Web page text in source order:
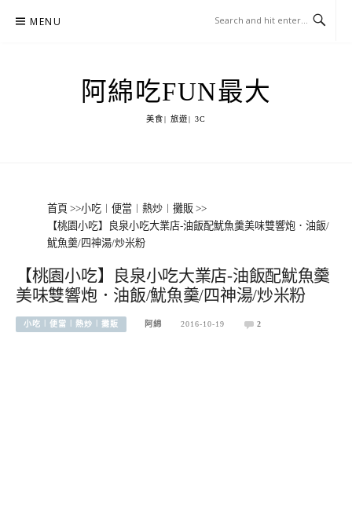
MENU
阿綿吃FUN最大
美食| 旅遊| 3C
首頁 >>小吃︱便當︱熱炒︱攤販 >>
【桃園小吃】良泉小吃大業店-油飯配魷魚羹美味雙響炮．油飯/
魷魚羹/四神湯/炒米粉
【桃園小吃】良泉小吃大業店-油飯配魷魚羹
美味雙響炮．油飯/魷魚羹/四神湯/炒米粉
小吃︱便當︱熱炒︱攤販 阿綿 2016-10-19 2